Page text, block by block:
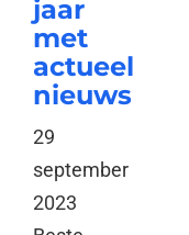
jaar
met
actueel
nieuws
29
september
2023